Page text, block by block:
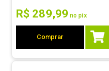
R$ 289,99 no pix
Comprar